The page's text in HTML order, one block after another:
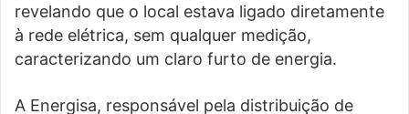
revelando que o local estava ligado diretamente
à rede elétrica, sem qualquer medição,
caracterizando um claro furto de energia.
A Energisa, responsável pela distribuição de